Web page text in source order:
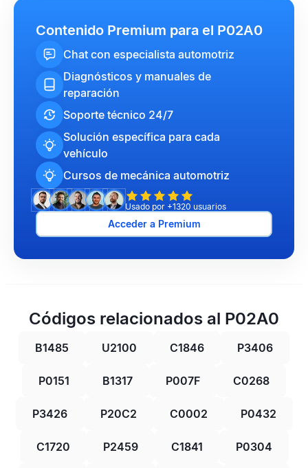
Contenido Premium para el P02A0
Chat con especialista automotriz
Diagnósticos y manuales de
reparación
Soporte técnico 24/7
Solución específica para cada
vehículo
Cursos de mecánica automotriz
Usado por +1320 usuarios
Acceder a Premium
Códigos relacionados al P02A0
B1485 U2100 C1846 P3406
P0151 B1317 P007F C0268
P3426 P20C2 C0002 P0432
C1720 P2459 C1841 P0304